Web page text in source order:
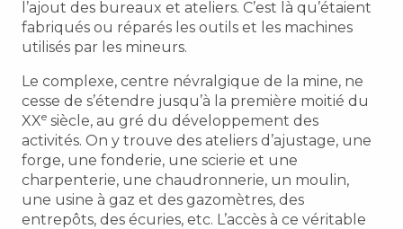
l’ajout des bureaux et ateliers. C’est là qu’étaient
fabriqués ou réparés les outils et les machines
utilisés par les mineurs.
Le complexe, centre névralgique de la mine, ne
cesse de s’étendre jusqu’à la première moitié du
XXe siècle, au gré du développement des
activités. On y trouve des ateliers d’ajustage, une
forge, une fonderie, une scierie et une
charpenterie, une chaudronnerie, un moulin,
une usine à gaz et des gazomètres, des
entrepôts, des écuries, etc. L’accès à ce véritable